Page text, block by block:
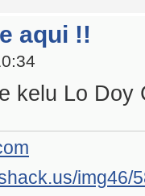
aqui !!
kelu Lo Doy
img46/